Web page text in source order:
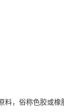
，俗称色胶或橡